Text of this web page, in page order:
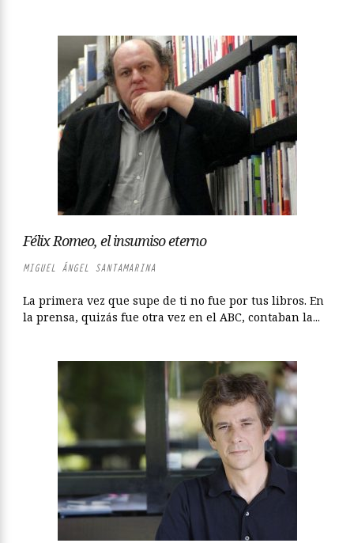
Félix Romeo, el insumiso eterno
MIGUEL ÁNGEL SANTAMARINA
La primera vez que supe de ti no fue por tus libros. En
la prensa, quizás fue otra vez en el ABC, contaban la...